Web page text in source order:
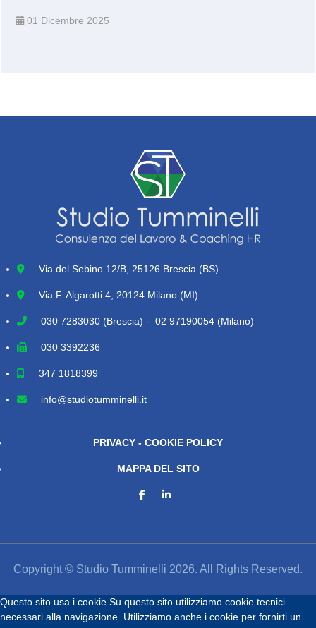
01 Dicembre 2025
Via del Sebino 12/B, 25126 Brescia (BS)
Via F. Algarotti 4, 20124 Milano (MI)
030 7283030 (Brescia) - 02 97190054 (Milano)
030 3392236
347 1818399
info@studiotumminelli.it
PRIVACY - COOKIE POLICY
MAPPA DEL SITO
Copyright © Studio Tumminelli 2026. All Rights Reserved.
Questo sito usa i cookie Su questo sito utilizziamo cookie tecnici
necessari alla navigazione. Utilizziamo anche i cookie per fornirti un